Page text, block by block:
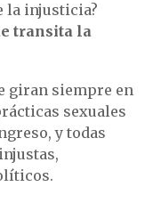
la injusticia?
transita la
giran siempre en
sexuales
y todas